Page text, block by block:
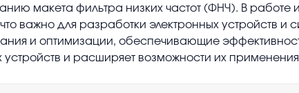
макета фильтра низких частот (ФНЧ). В работе
важно для разработки электронных устройств и
и оптимизации, обеспечивающие
устройств и расширяет возможности их